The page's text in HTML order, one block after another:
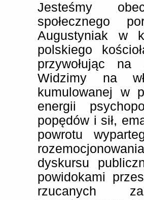
Jesteśmy
społecznego
Augustyniak w
polskiego
przywołując
Widzimy na
kumulowanej w
energii
popędów i sił,
powrotu
dyskursu
powidokami
rzucanych